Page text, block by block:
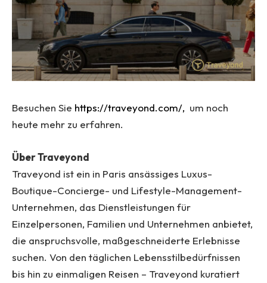
Besuchen Sie https://traveyond.com/, um noch
heute mehr zu erfahren.
Über Traveyond
Traveyond ist ein in Paris ansässiges Luxus-
Boutique-Concierge- und Lifestyle-Management-
Unternehmen, das Dienstleistungen für
Einzelpersonen, Familien und Unternehmen anbietet,
die anspruchsvolle, maßgeschneiderte Erlebnisse
suchen. Von den täglichen Lebensstilbedürfnissen
bis hin zu einmaligen Reisen – Traveyond kuratiert